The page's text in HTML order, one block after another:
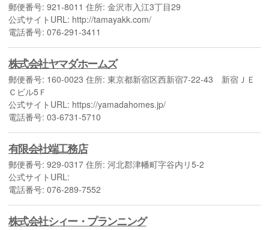
郵便番号: 921-8011 住所: 金沢市入江3丁目29
公式サイトURL: http://tamayakk.com/
電話番号: 076-291-3411
株式会社ヤマダホームズ
郵便番号: 160-0023 住所: 東京都新宿区西新宿7-22-43 新宿ＪＥ
Ｃビル5Ｆ
公式サイトURL: https://yamadahomes.jp/
電話番号: 03-6731-5710
有限会社端工務店
郵便番号: 929-0317 住所: 河北郡津幡町字谷内リ5-2
公式サイトURL:
電話番号: 076-289-7552
株式会社シィー・プランニング